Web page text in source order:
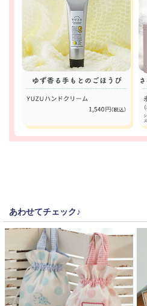
あわせてチェック♪